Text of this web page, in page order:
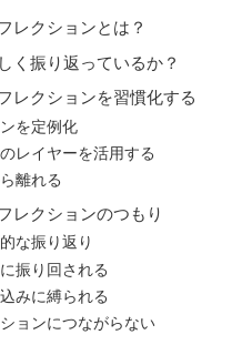
レクションとは？
く振り返っているか？
レクションを習慣化する
を定例化
レイヤーを活用する
離れる
レクションのつもり
な振り返り
振り回される
みに縛られる
ョンにつながらない